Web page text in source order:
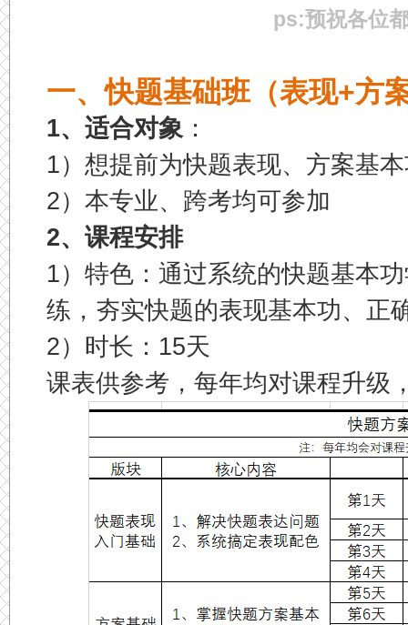
ps:预祝各位
一、快题基础班（表现+方
1、适合对象 ：
1）想提前为快题表现、方案基
2）本专业、跨考均可参加
2、课程安排
1）特色：通过系统的快题基本
练，夯实快题的表现基本功、正
2）时长：15天
课表供参考，每年均对课程升级